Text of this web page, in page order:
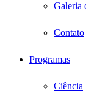
Galeria
Contato
Programas
Ciência